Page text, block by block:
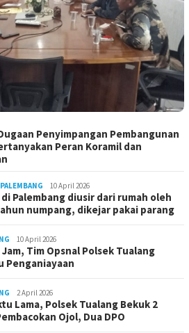
Penyimpangan Pembangunan
Peran Koramil dan
PALEMBANG 10 April 2026
Palembang diusir dari rumah oleh
numpang, dikejar pakai parang
10 April 2026
Tim Opsnal Polsek Tualang
Penganiayaan
2 April 2026
Lama, Polsek Tualang Bekuk 2
Ojol, Dua DPO